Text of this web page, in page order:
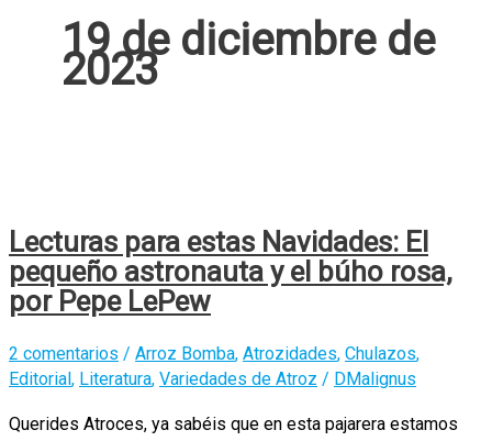
19 de diciembre de
2023
Lecturas para estas Navidades: El
pequeño astronauta y el búho rosa,
por Pepe LePew
2 comentarios / Arroz Bomba, Atrozidades, Chulazos,
Editorial, Literatura, Variedades de Atroz / DMalignus
Querides Atroces, ya sabéis que en esta pajarera estamos